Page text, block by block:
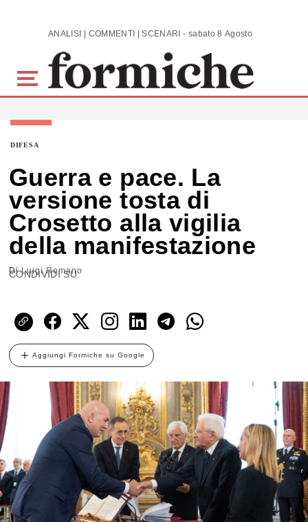
Skip to main content ANALISI | COMMENTI | SCENARI - sabato 8 Agosto 2026
DIFESA
Guerra e pace. La
versione tosta di
Crosetto alla vigilia
della manifestazione
DiLuigi Romano
CONDIVIDI SU:
Aggiungi Formiche su Google